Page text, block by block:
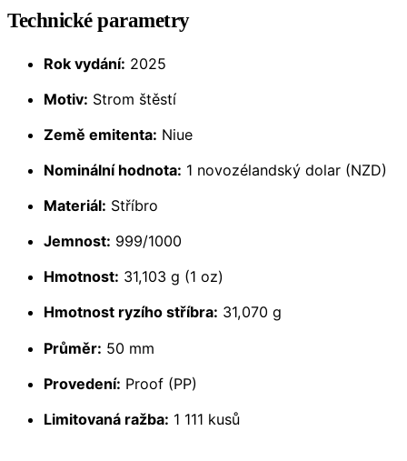
Technické parametry
Rok vydání: 2025
Motiv: Strom štěstí
Země emitenta: Niue
Nominální hodnota: 1 novozélandský dolar (NZD)
Materiál: Stříbro
Jemnost: 999/1000
Hmotnost: 31,103 g (1 oz)
Hmotnost ryzího stříbra: 31,070 g
Průměr: 50 mm
Provedení: Proof (PP)
Limitovaná ražba: 1 111 kusů